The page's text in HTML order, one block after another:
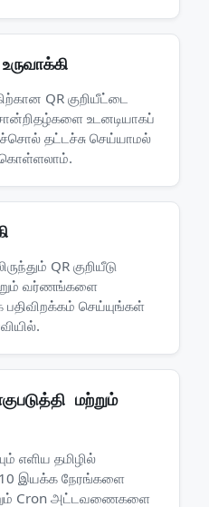
QR குறியீட்டை
உடனடியாகப்
தட்டச்சு செய்யாமல்
QR குறியீடு
வர்ணங்களை
செய்யுங்கள்
மற்றும்
எளிய தமிழில்
10 இயக்க நேரங்களை
Cron அட்டவணைகளை